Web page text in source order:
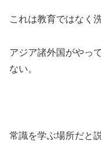
これは教育ではなく
アジア諸外国がやっ
ない。
常識を学ぶ場所だと